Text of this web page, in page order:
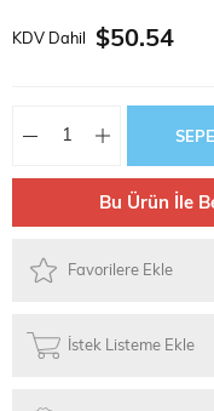
KDV Dahil $50.54
Bu Ürün İle
Favorilere Ekle
İstek Listeme Ekle